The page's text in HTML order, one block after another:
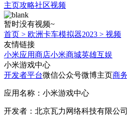
主页攻略社区视频
暂时没有视频~
首页 > 欧洲卡车模拟器2023 > 视频
友情链接
小米应用商店小米商城英雄互娱
小米游戏中心
开发者平台微信公众号微博主页商
应用名称：小米游戏中心
开发者：北京瓦力网络科技有限公